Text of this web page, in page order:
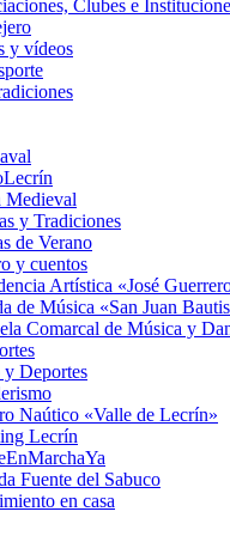
Clubes e
y vídeos
Medieval
y Tradiciones
de Verano
y cuentos
Artística «José
de Música «San Juan
Comarcal de Música y
Deportes
Naútico «Valle de Lecrín»
Lecrín
Fuente del Sabuco
en casa